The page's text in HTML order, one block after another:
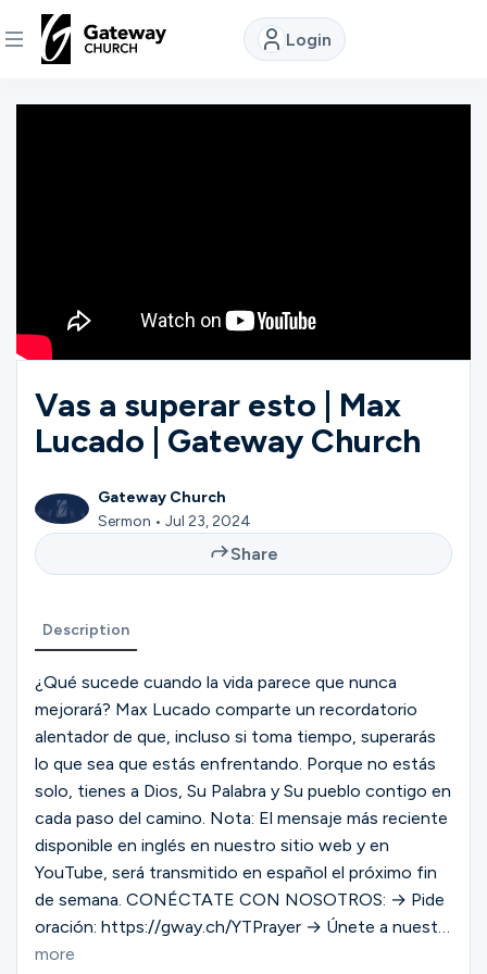
Login
DISCOVER
Connect
Ministries
Give
Search
English
Vas a superar esto | Max
Lucado | Gateway Church
Gateway Church
Sermon • Jul 23, 2024
Share
Description
¿Qué sucede cuando la vida parece que nunca
mejorará? Max Lucado comparte un recordatorio
alentador de que, incluso si toma tiempo, superarás
lo que sea que estás enfrentando. Porque no estás
solo, tienes a Dios, Su Palabra y Su pueblo contigo en
cada paso del camino. Nota: El mensaje más reciente
disponible en inglés en nuestro sitio web y en
YouTube, será transmitido en español el próximo fin
de semana. CONÉCTATE CON NOSOTROS: → Pide
oración: https://gway.ch/YTPrayer → Únete a nuestra
comunidad en línea: https://gway.ch/YTONLFB →
more